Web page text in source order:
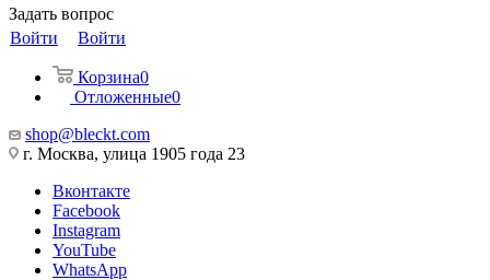
Задать вопрос
Войти
Войти
Корзина0
Отложенные0
shop@bleckt.com
г. Москва, улица 1905 года 23
Вконтакте
Facebook
Instagram
YouTube
WhatsApp